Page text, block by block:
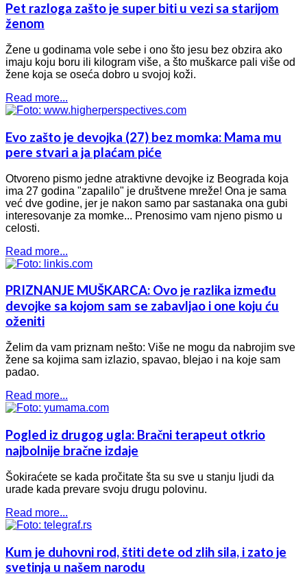
Pet razloga zašto je super biti u vezi sa starijom
ženom
Žene u godinama vole sebe i ono što jesu bez obzira ako
imaju koju boru ili kilogram više, a što muškarce pali više od
žene koja se oseća dobro u svojoj koži.
Read more...
Evo zašto je devojka (27) bez momka: Mama mu
pere stvari a ja plaćam piće
Otvoreno pismo jedne atraktivne devojke iz Beograda koja
ima 27 godina "zapalilo" je društvene mreže! Ona je sama
već dve godine, jer je nakon samo par sastanaka ona gubi
interesovanje za momke... Prenosimo vam njeno pismo u
celosti.
Read more...
PRIZNANJE MUŠKARCA: Ovo je razlika između
devojke sa kojom sam se zabavljao i one koju ću
oženiti
Želim da vam priznam nešto: Više ne mogu da nabrojim sve
žene sa kojima sam izlazio, spavao, blejao i na koje sam
padao.
Read more...
Pogled iz drugog ugla: Bračni terapeut otkrio
najbolnije bračne izdaje
Šokiraćete se kada pročitate šta su sve u stanju ljudi da
urade kada prevare svoju drugu polovinu.
Read more...
Kum je duhovni rod, štiti dete od zlih sila, i zato je
svetinja u našem narodu